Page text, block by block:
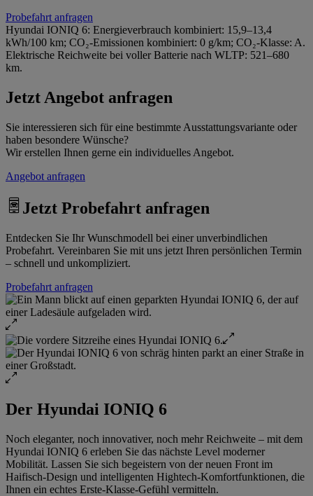
Probefahrt anfragen
Hyundai IONIQ 6: Energieverbrauch kombiniert: 15,9–13,4
kWh/100 km; CO₂-Emissionen kombiniert: 0 g/km; CO₂-Klasse: A.
Elektrische Reichweite bei voller Batterie nach WLTP: 521–680
km.
Jetzt Angebot anfragen
Sie interessieren sich für eine bestimmte Ausstattungsvariante oder
haben besondere Wünsche?
Wir erstellen Ihnen gerne ein individuelles Angebot.
Angebot anfragen
Jetzt Probefahrt anfragen
Entdecken Sie Ihr Wunschmodell bei einer unverbindlichen
Probefahrt. Vereinbaren Sie mit uns jetzt Ihren persönlichen Termin
– schnell und unkompliziert.
Probefahrt anfragen
Der Hyundai IONIQ 6
Noch eleganter, noch innovativer, noch mehr Reichweite – mit dem
Hyundai IONIQ 6 erleben Sie das nächste Level moderner
Mobilität. Lassen Sie sich begeistern von der neuen Front im
Haifisch-Design und intelligenten Hightech-Komfortfunktionen, die
Ihnen ein echtes Erste-Klasse-Gefühl vermitteln.